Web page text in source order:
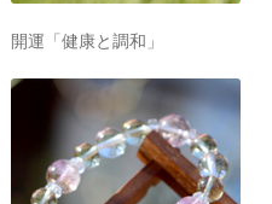
開運「健康と調和」